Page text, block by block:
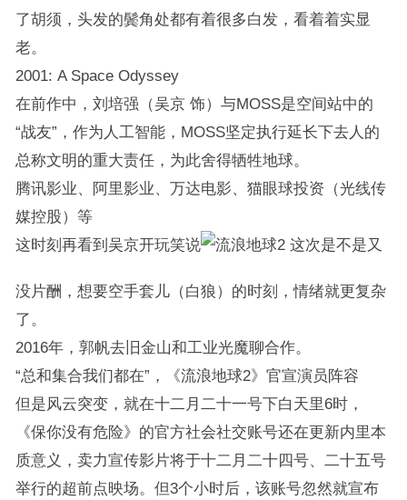
了胡须，头发的鬓角处都有着很多白发，看着着实显
老。
2001: A Space Odyssey
在前作中，刘培强（吴京 饰）与MOSS是空间站中的
“战友”，作为人工智能，MOSS坚定执行延长下去人的
总称文明的重大责任，为此舍得牺牲地球。
腾讯影业、阿里影业、万达电影、猫眼球投资（光线传
媒控股）等
这时刻再看到吴京开玩笑说
这次是不是又
没片酬，想要空手套儿（白狼）的时刻，情绪就更复杂
了。
2016年，郭帆去旧金山和工业光魔聊合作。
“总和集合我们都在”，《流浪地球2》官宣演员阵容
但是风云突变，就在十二月二十一号下白天里6时，
《保你没有危险》的官方社会社交账号还在更新内里本
质意义，卖力宣传影片将于十二月二十四号、二十五号
举行的超前点映场。但3个小时后，该账号忽然就宣布